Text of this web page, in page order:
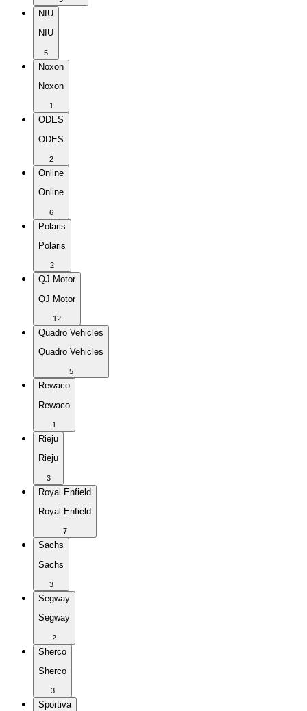
NIU
NIU
5
Noxon
Noxon
1
ODES
ODES
2
Online
Online
6
Polaris
Polaris
2
QJ Motor
QJ Motor
12
Quadro Vehicles
Quadro Vehicles
5
Rewaco
Rewaco
1
Rieju
Rieju
3
Royal Enfield
Royal Enfield
7
Sachs
Sachs
3
Segway
Segway
2
Sherco
Sherco
3
Sportiva